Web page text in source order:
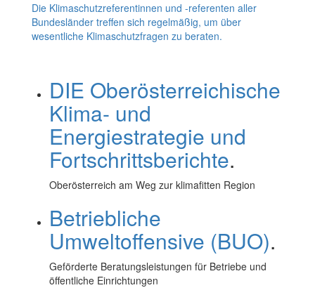
Die Klimaschutzreferentinnen und -referenten aller
Bundesländer treffen sich regelmäßig, um über
wesentliche Klimaschutzfragen zu beraten.
DIE Oberösterreichische
Klima- und
Energiestrategie und
Fortschrittsberichte.
Oberösterreich am Weg zur klimafitten Region
Betriebliche
Umweltoffensive (BUO).
Geförderte Beratungsleistungen für Betriebe und
öffentliche Einrichtungen